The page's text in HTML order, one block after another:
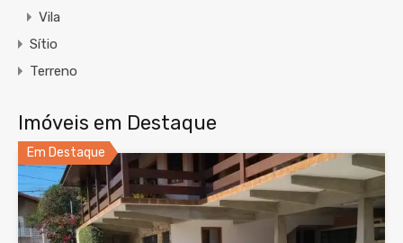
Vila
Sítio
Terreno
Imóveis em Destaque
Em Destaque